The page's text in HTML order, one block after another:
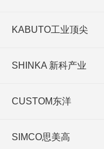
KABUTO工业顶尖
SHINKA 新科产业
CUSTOM东洋
SIMCO思美高